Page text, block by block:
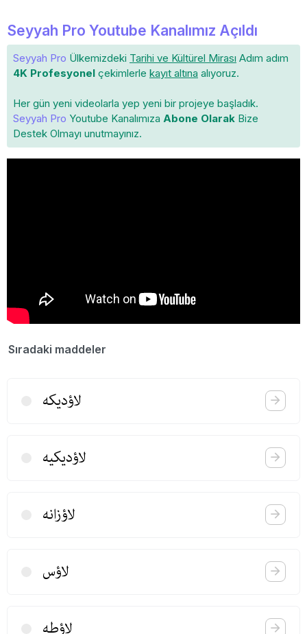
Seyyah Pro Youtube Kanalımız Açıldı
Seyyah Pro Ülkemizdeki Tarihi ve Kültürel Mirası Adım adım
4K Profesyonel çekimlerle kayıt altına alıyoruz.
Her gün yeni videolarla yep yeni bir projeye başladık.
Seyyah Pro Youtube Kanalımıza Abone Olarak Bize
Destek Olmayı unutmayınız.
Sıradaki maddeler
لاؤدیكه
لاؤدیكیه
لاؤزانه
لاؤس
لاؤطه